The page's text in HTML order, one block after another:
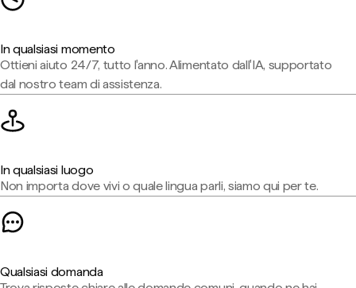
In qualsiasi momento
Ottieni aiuto 24/7, tutto l'anno. Alimentato dall'IA, supportato
dal nostro team di assistenza.
In qualsiasi luogo
Non importa dove vivi o quale lingua parli, siamo qui per te.
Qualsiasi domanda